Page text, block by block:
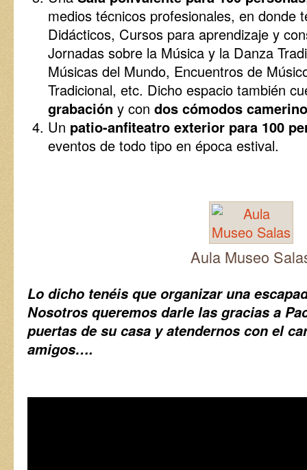
medios técnicos profesionales, en donde
Didácticos, Cursos para aprendizaje y
Jornadas sobre la Música y la Danza
Músicas del Mundo, Encuentros de
Tradicional, etc. Dicho espacio también
grabación y con dos cómodos
Un patio-anfiteatro exterior para 100
eventos de todo tipo en época estival.
Aula Museo
Lo dicho tenéis que organizar una
Nosotros queremos darle las gracias a
puertas de su casa y atendernos con el
amigos….